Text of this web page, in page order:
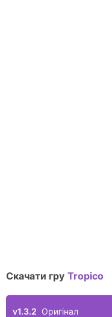
Скачати гру Tropico
v1.3.2 Оригінал